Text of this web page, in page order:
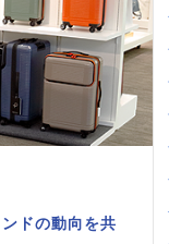
ドの動向を共